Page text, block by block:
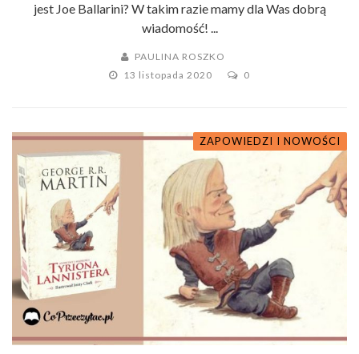
jest Joe Ballarini? W takim razie mamy dla Was dobrą
wiadomość! ...
PAULINA ROSZKO
13 listopada 2020
0
ZAPOWIEDZI I NOWOŚCI